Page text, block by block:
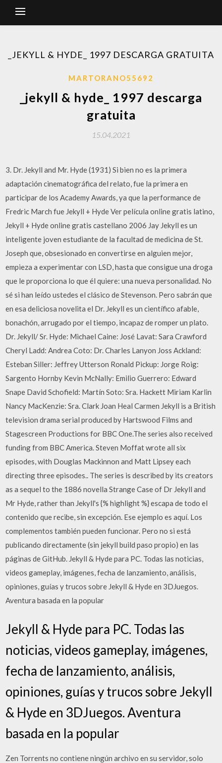
_JEKYLL & HYDE_ 1997 DESCARGA GRATUITA
MARTORANO55692
_jekyll & hyde_ 1997 descarga
gratuita
15.04.2021
3. Dr. Jekyll and Mr. Hyde (1931) Si bien no es la primera
adaptación cinematográfica del relato, fue la primera en
participar de los Academy Awards, ya que la performance de
Fredric March fue Jekyll + Hyde Ver película online gratis latino,
Jekyll + Hyde online gratis castellano 2006 Jay Jekyll es un
inteligente joven estudiante de la facultad de medicina de St.
Joseph que, obsesionado en convertirse en alguien mejor,
empieza a experimentar con LSD, hasta que consigue una droga
que le proporciona lo que él quiere: una nueva personalidad. No
sé si han leído ustedes el clásico de Stevenson. Pero sabrán que
en esa deliciosa novelita el Dr. Jekyll es un científico afable,
bonachón, arrugado por el tiempo, incapaz de romper un plato.
Dr. Jekyll/ Sr. Hyde: Michael Caine: José Lavat: Sara Crawford
Cheryl Ladd: Andrea Coto: Dr. Charles Lanyon Joss Ackland:
Esteban Siller: Jeffrey Utterson Ronald Pickup: Jorge Roig:
Sargento Hornby Kevin McNally: Emilio Guerrero: Edward
Snape David Schofield: Martín Soto: Sra. Hackett Miriam Karlin
Nancy MacKenzie: Sra. Clark Joan Heal Carmen Jekyll is a British
television drama serial produced by Hartswood Films and
Stagescreen Productions for BBC One.The series also received
funding from BBC America. Steven Moffat wrote all six
episodes, with Douglas Mackinnon and Matt Lipsey each
directing three episodes.. The series is described by its creators
as a sequel to the 1886 novella Strange Case of Dr Jekyll and
Mr Hyde, rather than Jekyll's {% highlight %} escapa de todo el
contenido que recibe, sin excepción. Ese ejemplo es aquí. Los
complementos también pueden funcionar. Pero no si está
publicando directamente (sin jekyll build paso propio) en las
páginas de GitHub. Jekyll & Hyde para PC. Todas las noticias,
videos gameplay, imágenes, fecha de lanzamiento, análisis,
opiniones, guías y trucos sobre Jekyll & Hyde en 3DJuegos.
Aventura basada en la popular
Jekyll & Hyde para PC. Todas las
noticias, videos gameplay, imágenes,
fecha de lanzamiento, análisis,
opiniones, guías y trucos sobre Jekyll
& Hyde en 3DJuegos. Aventura
basada en la popular
Zen Torrents no contiene ningún archivo en su servidor, solo